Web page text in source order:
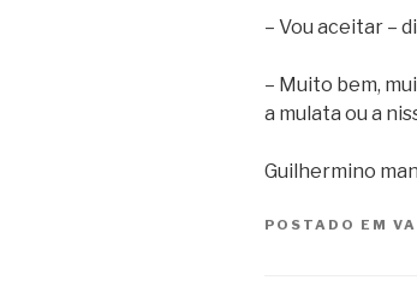
– Vou aceitar –
– Muito bem,
a mulata ou a
Guilhermino
POSTADO EM